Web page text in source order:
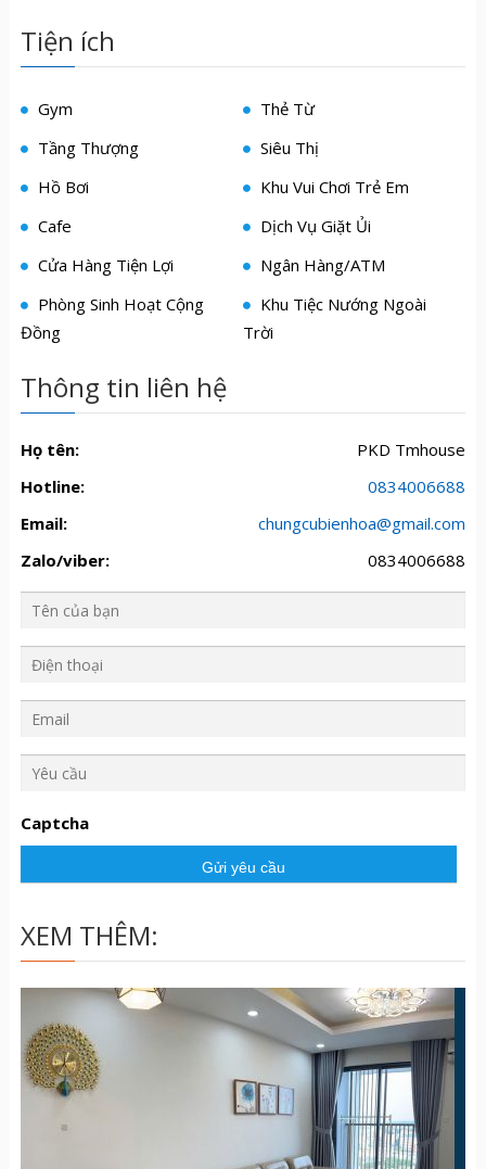
Tiện ích
Gym
Thẻ Từ
Tầng Thượng
Siêu Thị
Hồ Bơi
Khu Vui Chơi Trẻ Em
Cafe
Dịch Vụ Giặt Ủi
Cửa Hàng Tiện Lợi
Ngân Hàng/ATM
Phòng Sinh Hoạt Cộng
Đồng
Khu Tiệc Nướng Ngoài
Trời
Thông tin liên hệ
Họ tên:
PKD Tmhouse
Hotline:
0834006688
Email:
chungcubienhoa@gmail.com
Zalo/viber:
0834006688
c
ầ
Captcha
XEM THÊM: